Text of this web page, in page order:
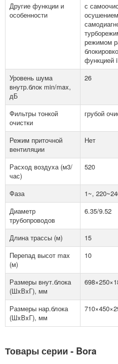
Другие функции и
особенности
с
режимом
функцией
Уровень шума
внутр.блок min/max,
дБ
26
Фильтры тонкой
очистки
грубой
Режим приточной
вентиляции
Нет
Расход воздуха (м3/
час)
520
Фаза
1~,
Диаметр
трубопроводов
6.35/9.52
Длина трассы (м)
15
Перепад высот max
(м)
10
Размеры внут.блока
(ШxВxГ), мм
Размеры нар.блока
(ШxВxГ), мм
Товары серии - Bora